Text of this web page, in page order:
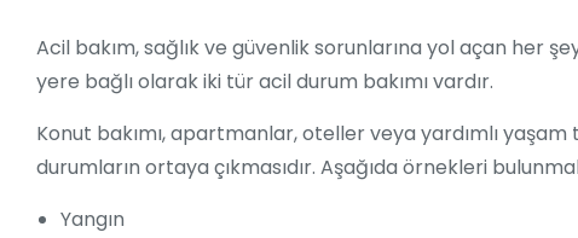
Acil bakım, sağlık ve güvenlik sorunlarına yol açan her
yere bağlı olarak iki tür acil durum bakımı vardır.
Konut bakımı, apartmanlar, oteller veya yardımlı yaşam
durumların ortaya çıkmasıdır. Aşağıda örnekleri
Yangın